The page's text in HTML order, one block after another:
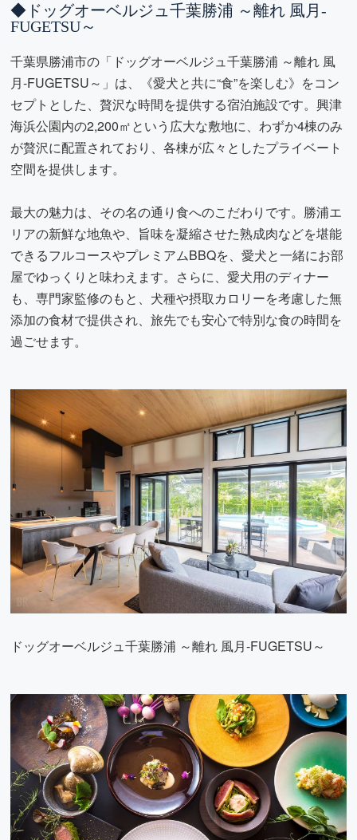
◆ドッグオーベルジュ千葉勝浦 ～離れ 風月-
FUGETSU～
千葉県勝浦市の「ドッグオーベルジュ千葉勝浦 ～離れ 風
月-FUGETSU～」は、《愛犬と共に“食”を楽しむ》をコン
セプトとした、贅沢な時間を提供する宿泊施設です。興津
海浜公園内の2,200㎡という広大な敷地に、わずか4棟のみ
が贅沢に配置されており、各棟が広々としたプライベート
空間を提供します。
最大の魅力は、その名の通り食へのこだわりです。勝浦エ
リアの新鮮な地魚や、旨味を凝縮させた熟成肉などを堪能
できるフルコースやプレミアムBBQを、愛犬と一緒にお部
屋でゆっくりと味わえます。さらに、愛犬用のディナー
も、専門家監修のもと、犬種や摂取カロリーを考慮した無
添加の食材で提供され、旅先でも安心で特別な食の時間を
過ごせます。
ドッグオーベルジュ千葉勝浦 ～離れ 風月-FUGETSU～